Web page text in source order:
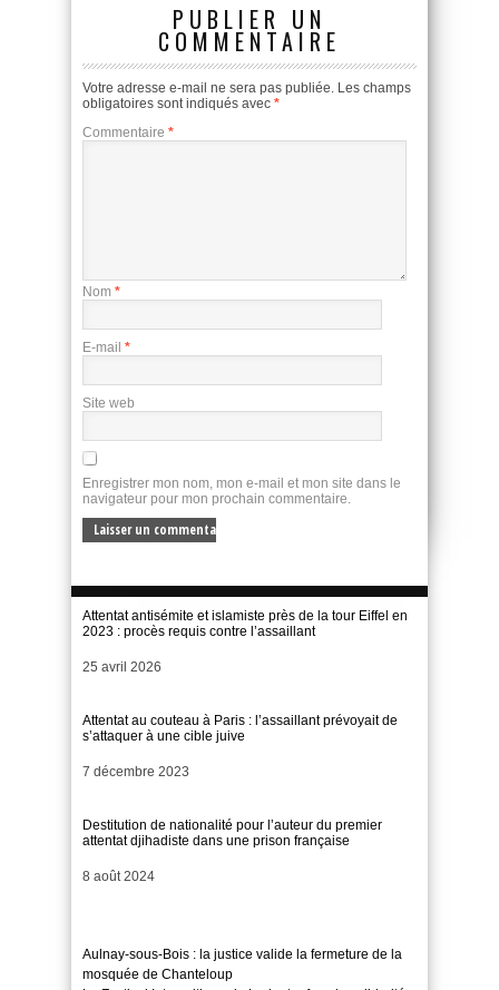
PUBLIER UN
COMMENTAIRE
Votre adresse e-mail ne sera pas publiée. Les champs
obligatoires sont indiqués avec *
Commentaire *
Nom *
E-mail *
Site web
Enregistrer mon nom, mon e-mail et mon site dans le
navigateur pour mon prochain commentaire.
Attentat antisémite et islamiste près de la tour Eiffel en
2023 : procès requis contre l’assaillant
Date
25 avril 2026
Attentat au couteau à Paris : l’assaillant prévoyait de
s’attaquer à une cible juive
Date
7 décembre 2023
Destitution de nationalité pour l’auteur du premier
attentat djihadiste dans une prison française
Date
8 août 2024
Aulnay-sous-Bois : la justice valide la fermeture de la
mosquée de Chanteloup